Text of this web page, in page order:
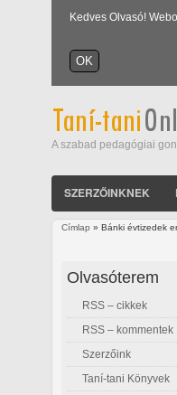
Kedves Olvasó!
A szabad pedagógiai
SZERZŐINKNEK
Címlap » Bánki évtizedek
Olvasóterem
RSS – cikkek
RSS – kommentek
Szerzőink
Taní-tani Könyvek